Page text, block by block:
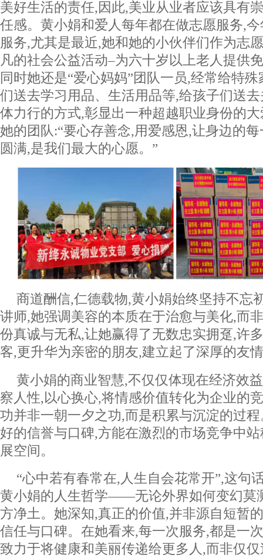
美好生活的责任,因此,美业从业者应该具有
任感。黄小娟和爱人每年都在做志愿服务,
服务,尤其是最近,她和她的小伙伴们作为志
凡的社会公益活动–为六十岁以上老人提供
同时她还是“爱心妈妈”团队一员,经常给特
们送去学习用品、生活用品等,给孩子们送
体力行的方式,彰显出一种超越职业身份的
她的团队:“要心存善念,用爱感恩,让身边的
圆满,是我们最大的心愿。”
商道酬信,仁德载物,黄小娟始终坚持不忘
讲师,她强调美容的本质在于治愈与美化,而
份真诚与无私,让她赢得了无数忠实拥趸,许
客,更升华为亲密的朋友,建立起了深厚的友
黄小娟的商业智慧,不仅仅体现在经济效
察人性,以心换心,将情感价值转化为企业的
功并非一朝一夕之功,而是积累与沉淀的过
好的信誉与口碑,方能在激烈的市场竞争中
展空间。
“心中若有春常在,人生自会花常开”,这句
黄小娟的人生哲学——无论外界如何变幻莫
方净土。她深知,真正的价值,并非源自短暂
信任与口碑。在她看来,每一次服务,都是一
致力于将健康和美丽传递给更多人,而非仅